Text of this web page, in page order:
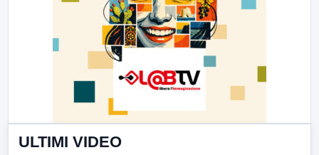
ULTIMI VIDEO